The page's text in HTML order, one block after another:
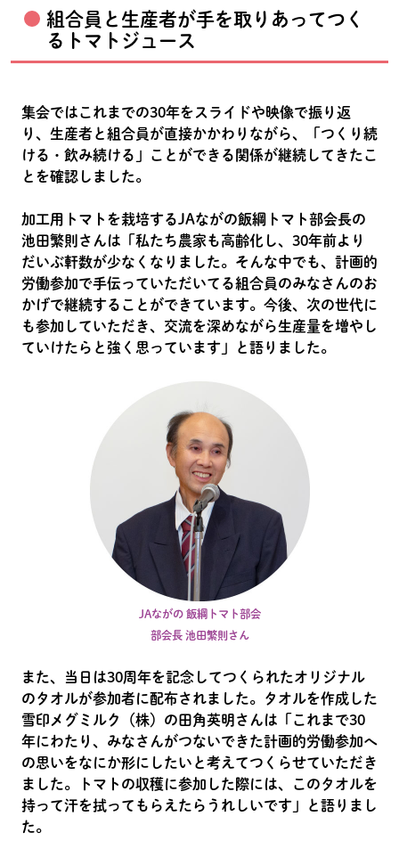
組合員と生産者が手を取りあってつく
るトマトジュース
集会ではこれまでの30年をスライドや映像で振り返
り、生産者と組合員が直接かかわりながら、「つくり続
ける・飲み続ける」ことができる関係が継続してきたこ
とを確認しました。
加工用トマトを栽培するJAながの飯綱トマト部会長の
池田繁則さんは「私たち農家も高齢化し、30年前より
だいぶ軒数が少なくなりました。そんな中でも、計画的
労働参加で手伝っていただいてる組合員のみなさんのお
かげで継続することができています。今後、次の世代に
も参加していただき、交流を深めながら生産量を増やし
ていけたらと強く思っています」と語りました。
JAながの 飯綱トマト部会
部会長 池田繁則さん
また、当日は30周年を記念してつくられたオリジナル
のタオルが参加者に配布されました。タオルを作成した
雪印メグミルク（株）の田角英明さんは「これまで30
年にわたり、みなさんがつないできた計画的労働参加へ
の思いをなにか形にしたいと考えてつくらせていただき
ました。トマトの収穫に参加した際には、このタオルを
持って汗を拭ってもらえたらうれしいです」と語りまし
た。